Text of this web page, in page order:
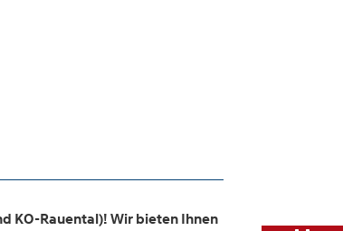
KO-Rauental)! Wir bieten Ihnen